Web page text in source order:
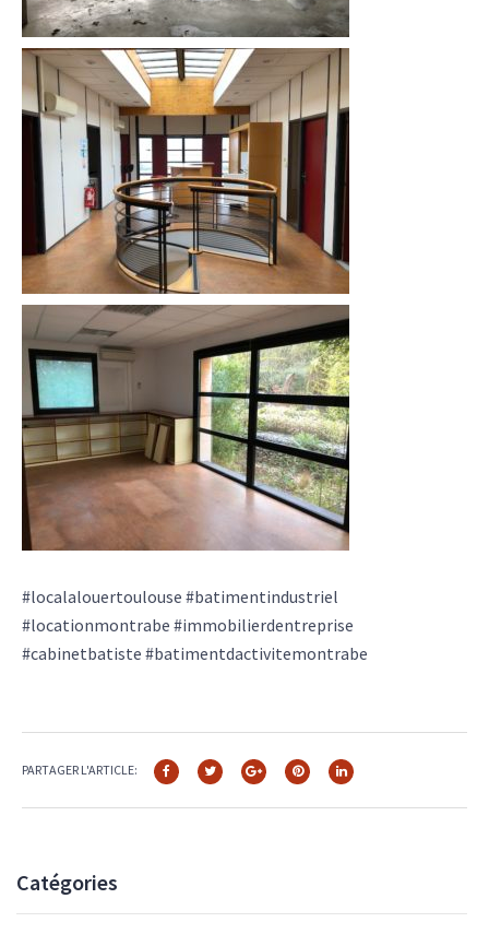
#localalouertoulouse #batimentindustriel
#locationmontrabe #immobilierdentreprise
#cabinetbatiste #batimentdactivitemontrabe
PARTAGER L'ARTICLE:
Catégories